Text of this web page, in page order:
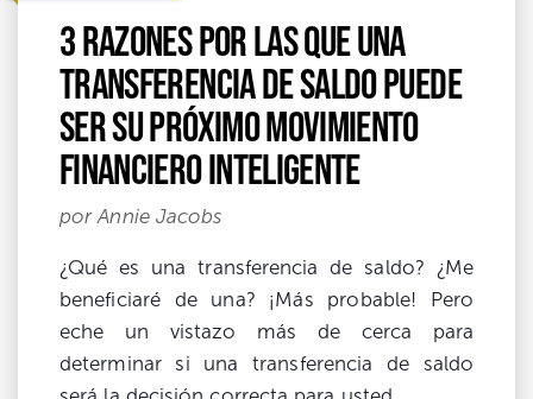
3 razones por las que una
transferencia de saldo puede
ser su próximo movimiento
financiero inteligente
por Annie Jacobs
¿Qué es una transferencia de saldo? ¿Me
beneficiaré de una? ¡Más probable! Pero
eche un vistazo más de cerca para
determinar si una transferencia de saldo